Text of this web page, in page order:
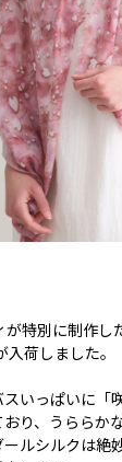
が特別に制作
荷しました。
いっぱいに「
り、うららか
ルシルクは絶